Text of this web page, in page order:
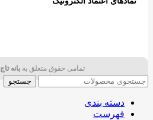
تمامی حقوق متعلق به بانه تاج
جستجو
دسته بندی
فهرست